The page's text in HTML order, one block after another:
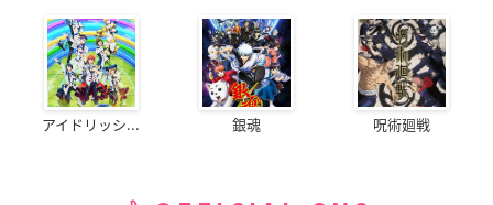
アイドリッシ... 銀魂 呪術廻戦